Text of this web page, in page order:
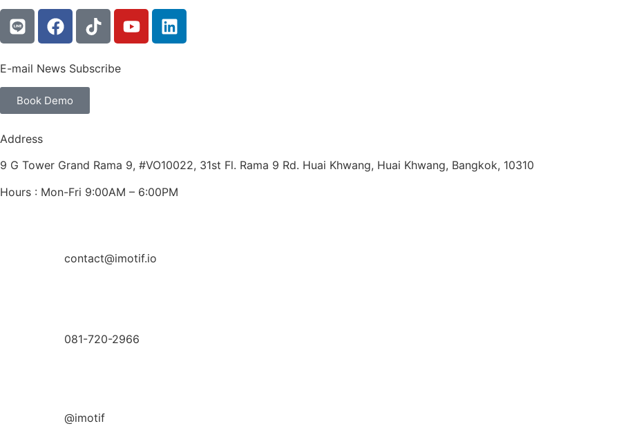
E-mail News Subscribe
Book Demo
Address
9 G Tower Grand Rama 9, #VO10022, 31st Fl. Rama 9 Rd. Huai Khwang, Huai Khwang, Bangkok, 10310
Hours : Mon-Fri 9:00AM – 6:00PM
contact@imotif.io
081-720-2966
@imotif